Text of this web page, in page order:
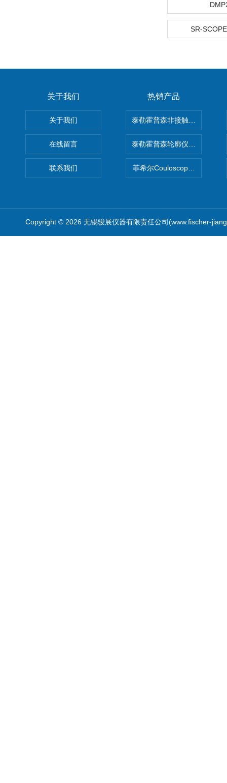
SR-
关于我们
关于我们
在线留言
联系我们
热销产品
泰勒霍普森非接触式轮廓仪
泰勒霍普森轮廓仪|TAYLOR
菲希尔Couloscope CMS2电
Copyright © 2026 无锡骏展仪器有限责任公司(www.fischer-